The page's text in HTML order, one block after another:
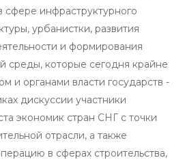
инфраструктурного
урбанистки, развития
и формирования
среды, которые сегодня крайне
и органами власти государств -
дискуссии участники
экономик стран СНГ с точки
отрасли, а также
в сферах строительства,